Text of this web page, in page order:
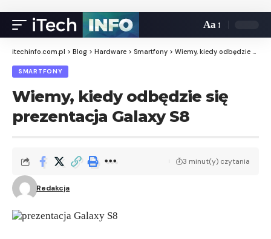
Aa
itechinfo.com.pl > Blog > Hardware > Smartfony > Wiemy, kiedy odbędzie się prezentacja Galaxy S8
SMARTFONY
Wiemy, kiedy odbędzie się
prezentacja Galaxy S8
Redakcja
3 minut(y) czytania